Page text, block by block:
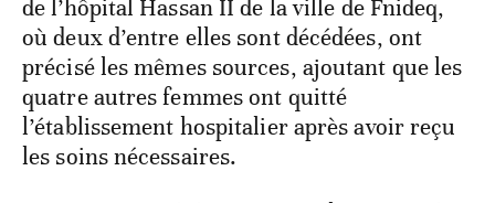
de l’hôpital Hassan II de la ville de Fnideq,
où deux d’entre elles sont décédées, ont
précisé les mêmes sources, ajoutant que les
quatre autres femmes ont quitté
l’établissement hospitalier après avoir reçu
les soins nécessaires.